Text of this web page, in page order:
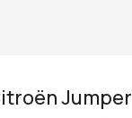
Jumper